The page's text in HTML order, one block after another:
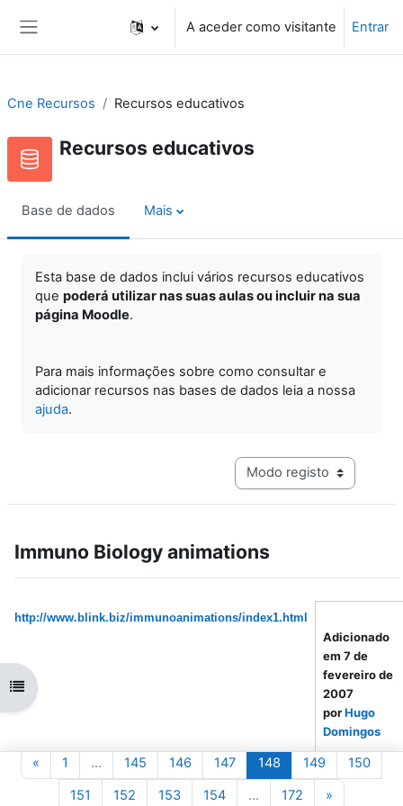
A aceder como visitante Entrar
Abrir índice da disciplina
Cne Recursos Recursos educativos
Recursos educativos
Base de dados Mais
Esta base de dados inclui vários recursos educativos
que poderá utilizar nas suas aulas ou incluir na sua
página Moodle.
Para mais informações sobre como consultar e
adicionar recursos nas bases de dados leia a nossa
ajuda.
Navegação terciária do
Immuno Biology animations
http://www.blink.biz/immunoanimations/index1.html
Adicionado
em 7 de
fevereiro de
2007
porHugo
Domingos
Autor:
Garland
« Página anterior
1 Página 1
… 145 Página 145
146Página 146
147Página 147
148 Página 148
149Página 149
150
151 Página 151
152Página 152
153Página 153
154Página 154
… 172Página 172
»Página